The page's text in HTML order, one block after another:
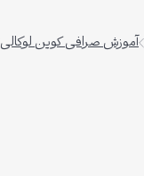
آموزش صرافی کوین لوکالی